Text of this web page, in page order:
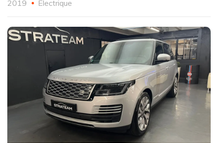
2019 Electrique